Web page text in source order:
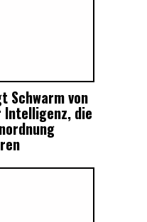
Schwarm von
die